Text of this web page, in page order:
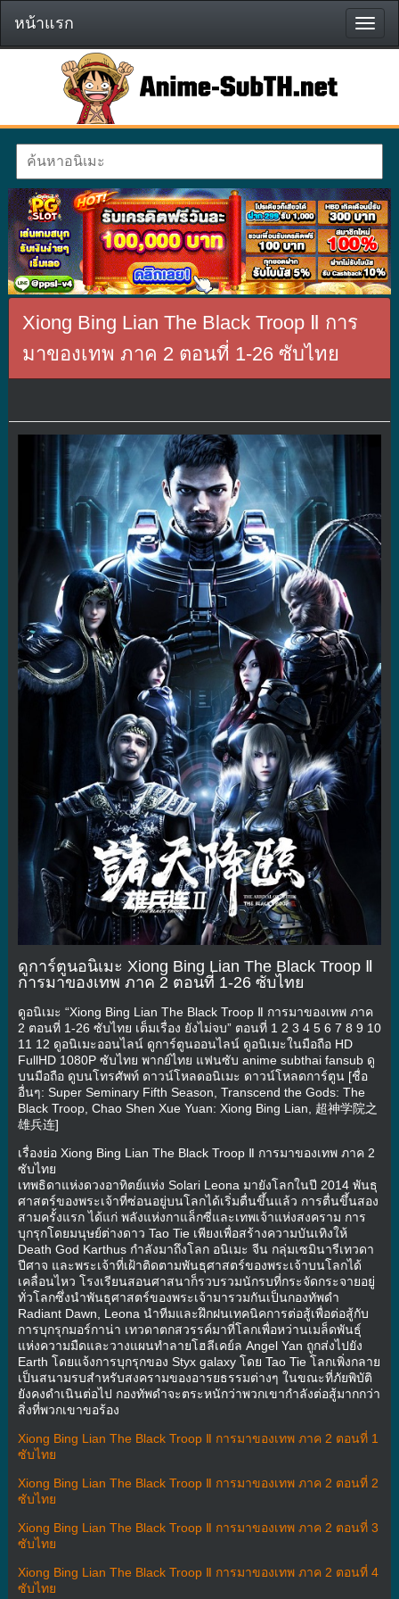
หน้า
แรก
หน้าแรก
Xiong Bing Lian The Black Troop Ⅱ การ
มาของเทพ ภาค 2 ตอนที่ 1-26 ซับไทย
ดูการ์ตูนอนิเมะ Xiong Bing Lian The Black Troop Ⅱ
การมาของเทพ ภาค 2 ตอนที่ 1-26 ซับไทย
ดูอนิเมะ “Xiong Bing Lian The Black Troop Ⅱ การมาของเทพ ภาค
2 ตอนที่ 1-26 ซับไทย เต็มเรื่อง ยังไม่จบ” ตอนที่ 1 2 3 4 5 6 7 8 9 10
11 12 ดูอนิเมะออนไลน์ ดูการ์ตูนออนไลน์ ดูอนิเมะในมือถือ HD
FullHD 1080P ซับไทย พากย์ไทย แฟนซับ anime subthai fansub ดู
บนมือถือ ดูบนโทรศัพท์ ดาวน์โหลดอนิเมะ ดาวน์โหลดการ์ตูน [ชื่อ
อื่นๆ: Super Seminary Fifth Season, Transcend the Gods: The
Black Troop, Chao Shen Xue Yuan: Xiong Bing Lian, 超神学院之
雄兵连]
เรื่องย่อ Xiong Bing Lian The Black Troop Ⅱ การมาของเทพ ภาค 2
ซับไทย
เทพธิดาแห่งดวงอาทิตย์แห่ง Solari Leona มายังโลกในปี 2014 พันธุ
ศาสตร์ของพระเจ้าที่ซ่อนอยู่บนโลกได้เริ่มตื่นขึ้นแล้ว การตื่นขึ้นสอง
สามครั้งแรก ได้แก่ พลังแห่งกาแล็กซี่และเทพเจ้าแห่งสงคราม การ
บุกรุกโดยมนุษย์ต่างดาว Tao Tie เพียงเพื่อสร้างความบันเทิงให้
Death God Karthus กำลังมาถึงโลก อนิเมะ จีน กลุ่มเซมินารีเทวดา
ปีศาจ และพระเจ้าที่เฝ้าติดตามพันธุศาสตร์ของพระเจ้าบนโลกได้
เคลื่อนไหว โรงเรียนสอนศาสนาก็รวบรวมนักรบที่กระจัดกระจายอยู่
ทั่วโลกซึ่งนำพันธุศาสตร์ของพระเจ้ามารวมกันเป็นกองทัพดำ
Radiant Dawn, Leona นำทีมและฝึกฝนเทคนิคการต่อสู้เพื่อต่อสู้กับ
การบุกรุกมอร์กาน่า เทวดาตกสวรรค์มาที่โลกเพื่อหว่านเมล็ดพันธุ์
แห่งความมืดและวางแผนทำลายโฮลีเคย์ล Angel Yan ถูกส่งไปยัง
Earth โดยแจ้งการบุกรุกของ Styx galaxy โดย Tao Tie โลกเพิ่งกลาย
เป็นสนามรบสำหรับสงครามของอารยธรรมต่างๆ ในขณะที่ภัยพิบัติ
ยังคงดำเนินต่อไป กองทัพดำจะตระหนักว่าพวกเขากำลังต่อสู้มากกว่า
สิ่งที่พวกเขาขอร้อง
Xiong Bing Lian The Black Troop Ⅱ การมาของเทพ ภาค 2 ตอนที่ 1
ซับไทย
Xiong Bing Lian The Black Troop Ⅱ การมาของเทพ ภาค 2 ตอนที่ 2
ซับไทย
Xiong Bing Lian The Black Troop Ⅱ การมาของเทพ ภาค 2 ตอนที่ 3
ซับไทย
Xiong Bing Lian The Black Troop Ⅱ การมาของเทพ ภาค 2 ตอนที่ 4
ซับไทย